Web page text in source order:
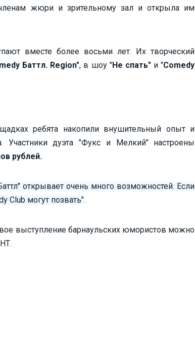
членам жюри и зрительному зал и открыла им
вместе более восьми лет. Их творческий
Баттл. Region", в шоу "Не спать" и "Comedy
ребята накопили внушительный опыт и
дуэта "Фукс и Мелкий" настроены
рублей.
открывает очень много возможностей. Если
Club могут позвать".
выступление барнаульских юмористов можно